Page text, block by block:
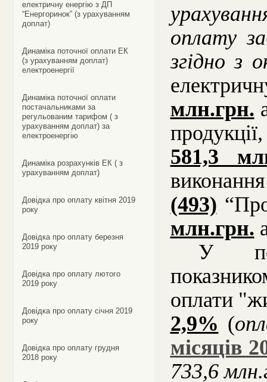
електричну енергію з ДП
“Енергоринок” (з урахуванням
доплат)
Динаміка поточної оплати ЕК
(з урахуванням доплат)
електроенергії
Динаміка поточної оплати
постачальниками за
регульованим тарифом ( з
урахуванням доплат) за
електроенергію
Динаміка розрахунків ЕК ( з
урахуванням доплат)
Довідка про оплату квітня 2019
року
Довідка про оплату березня
2019 року
Довідка про оплату лютого
2019 року
Довідка про оплату січня 2019
року
Довідка про оплату грудня
2018 року
оплату
згідно з
млн.грн.
581,3
(493)
млн.грн.
У
оплати
2,9% (
місяців
733,6